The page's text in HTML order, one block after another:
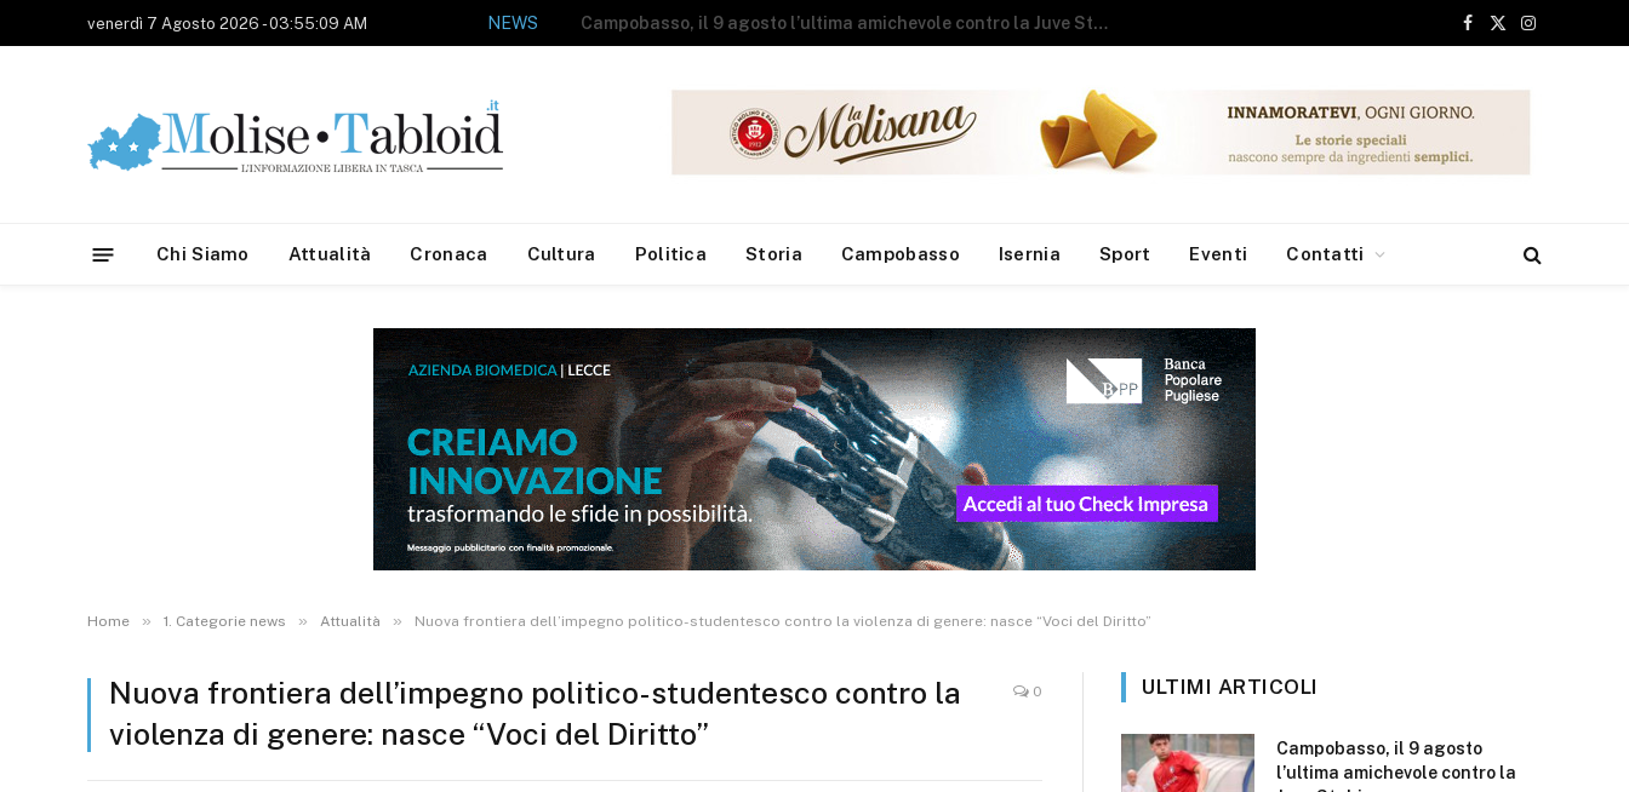
venerdì 7 Agosto 2026 - 03:55:09 AM NEWS Studenti universitari, 6 milioni dai Fondi Europei per le borse di studio
Facebook
X
Instagram
Chi Siamo Attualità Cronaca Cultura Politica Storia Campobasso Isernia Sport Eventi Contatti
Home » 1. Categorie news » Attualità » Nuova frontiera dell’impegno politico-studentesco contro la violenza di genere: nasce “Voci del Diritto”
Nuova frontiera dell’impegno politico-studentesco contro la
violenza di genere: nasce “Voci del Diritto”
0 ULTIMI ARTICOLI
Campobasso, il 9 agosto
l’ultima amichevole contro la